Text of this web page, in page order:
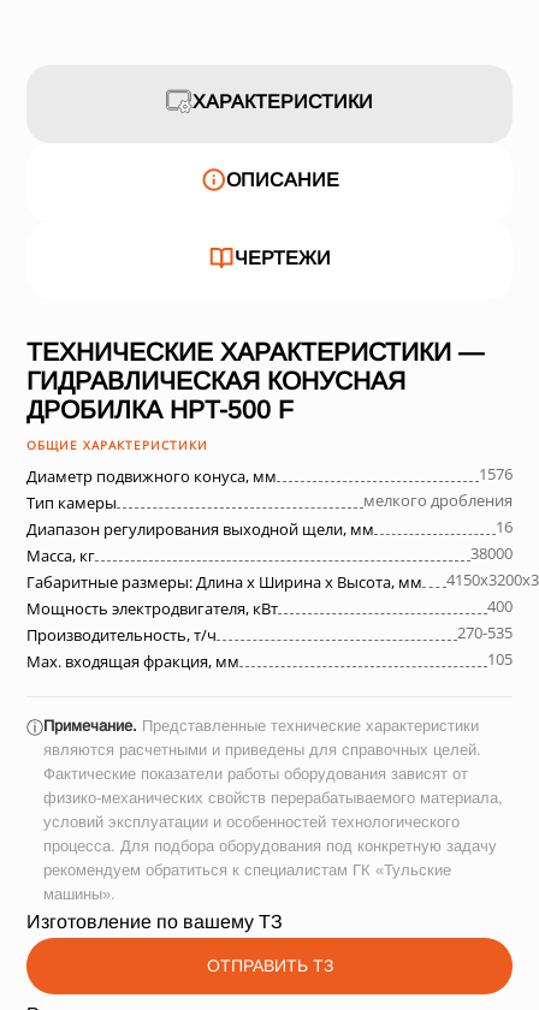
ХАРАКТЕРИСТИКИ
ОПИСАНИЕ
ЧЕРТЕЖИ
ТЕХНИЧЕСКИЕ ХАРАКТЕРИСТИКИ —
ГИДРАВЛИЧЕСКАЯ КОНУСНАЯ
ДРОБИЛКА HPT-500 F
ОБЩИЕ ХАРАКТЕРИСТИКИ
Диаметр подвижного конуса, мм
1576
Тип камеры
мелкого дробления
Диапазон регулирования выходной щели, мм
16
Масса, кг
38000
Габаритные размеры: Длина х Ширина х Высота, мм
Мощность электродвигателя, кВт
400
Производительность, т/ч
270-535
Max. входящая фракция, мм
105
ⓘПримечание. Представленные технические характеристики
являются расчетными и приведены для справочных целей.
Фактические показатели работы оборудования зависят от
физико-механических свойств перерабатываемого материала,
условий эксплуатации и особенностей технологического
процесса. Для подбора оборудования под конкретную задачу
рекомендуем обратиться к специалистам ГК «Тульские
машины».
Изготовление по вашему ТЗ
ОТПРАВИТЬ ТЗ